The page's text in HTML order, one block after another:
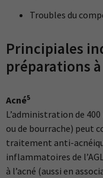
Troubles du
Principiales
préparations
Acné5
L’administration de 400
ou de bourrache) peut
traitement anti-
inflammatoires de
à l’acné (aussi en